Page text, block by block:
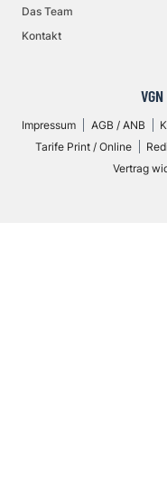
Das Team
Kontakt
Impressum AGB / ANB
Tarife Print / Online
Vertrag